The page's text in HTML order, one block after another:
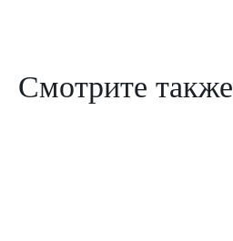
Смотрите также